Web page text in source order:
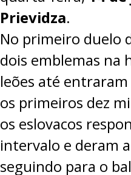
Prievidza.
No primeiro duelo
dois emblemas na
leões até
os primeiros dez
os eslovacos
intervalo e deram
seguindo para o